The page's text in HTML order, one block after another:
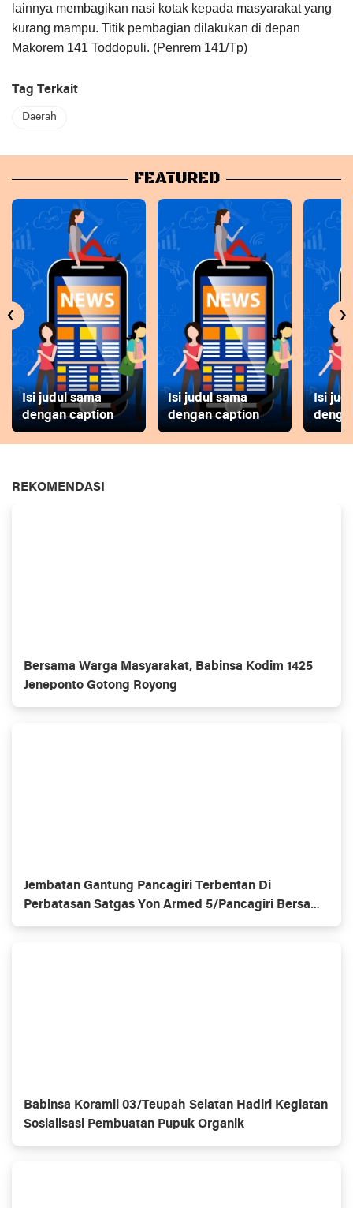
lainnya membagikan nasi kotak kepada masyarakat yang
kurang mampu. Titik pembagian dilakukan di depan
Makorem 141 Toddopuli. (Penrem 141/Tp)
Tag Terkait
Daerah
FEATURED
Isi judul sama
dengan caption
Isi judul sama
dengan caption
Isi
‹ ›
REKOMENDASI
Bersama Warga Masyarakat, Babinsa Kodim 1425
Jeneponto Gotong Royong
Jembatan Gantung Pancagiri Terbentan Di
Perbatasan Satgas Yon Armed 5/Pancagiri Bersama
Vertikal Rescue Dan PT MA/BDRMS
Babinsa Koramil 03/Teupah Selatan Hadiri Kegiatan
Sosialisasi Pembuatan Pupuk Organik